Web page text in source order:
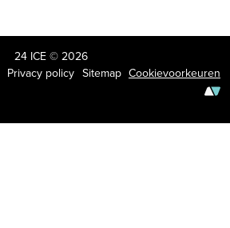
24 ICE © 2026
Privacy policy Sitemap Cookievoorkeuren